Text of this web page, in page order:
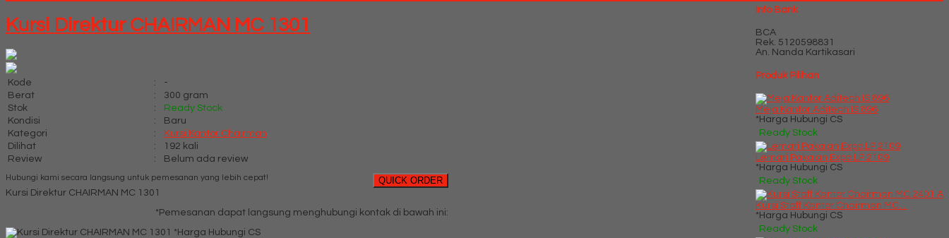
Kursi Direktur CHAIRMAN MC 1301
Kode :
-
Berat
:
300 gram
Stok
:
Ready Stock
Kondisi
:
Baru
Kategori
:
Kursi Kantor Chairman
Dilihat
:
192 kali
Review
: Belum ada review
QUICK ORDER
Hubungi kami secara langsung untuk pemesanan yang lebih cepat!
Kursi Direktur CHAIRMAN MC 1301
*Pemesanan dapat langsung menghubungi kontak di bawah ini:
*Harga Hubungi CS
Info Bank
BCA
Rek. 5120598831
An. Nanda Kartikasari
Produk Pilihan
Meja Kantor Aditech IS 896
*Harga Hubungi CS
Ready Stock
Lemari Pakaian Expo LP 2109
*Harga Hubungi CS
Ready Stock
Kursi Staff Kantor Chairman MC....
*Harga Hubungi CS
Ready Stock